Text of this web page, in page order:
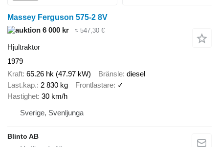
Massey Ferguson 575-2 8V
6 000 kr
≈ 547,30 €
Hjultraktor
1979
Kraft 65.26 hk (47.97 kW) Bränsle diesel
Last.kap. 2 830 kg Frontlastare ✓
Hastighet 30 km/h
Sverige, Svenljunga
Blinto AB